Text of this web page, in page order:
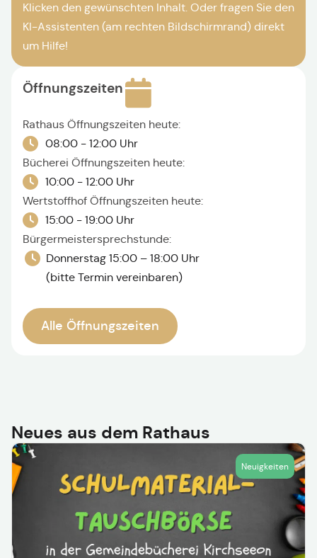
Klicken den gewünschten Inhalt. Oder fragen Sie den
KI-Assistenten (am rechten Bildschirmrand) direkt
um Hilfe!
Öffnungszeiten
Rathaus Öffnungszeiten heute:
08:00 - 12:00 Uhr
Bücherei Öffnungszeiten heute:
10:00 - 12:00 Uhr
Wertstoffhof Öffnungszeiten heute:
15:00 - 19:00 Uhr
Bürgermeistersprechstunde:
Donnerstag 15:00 – 18:00 Uhr
(bitte Termin vereinbaren)
Alle Öffnungszeiten
Neues aus dem Rathaus
Neuigkeiten